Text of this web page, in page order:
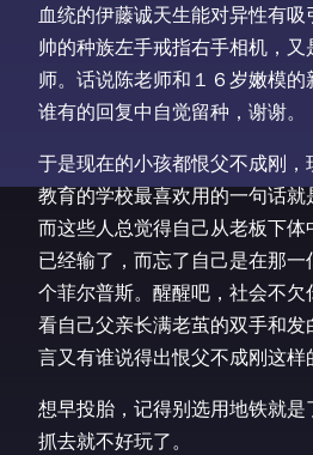
血统的伊藤诚天生能对异性有吸
帅的种族左手戒指右手相机，
师。话说陈老师和１６岁嫩模的
谁有的回复中自觉留种，谢谢。
于是现在的小孩都恨父不成刚
教育的学校最喜欢用的一句话就
而这些人总觉得自己从老板下体
已经输了，而忘了自己是在那
个菲尔普斯。醒醒吧，社会不
看自己父亲长满老茧的双手和发
言又有谁说得出恨父不成刚这样
想早投胎，记得别选用地铁就是
抓去就不好玩了。